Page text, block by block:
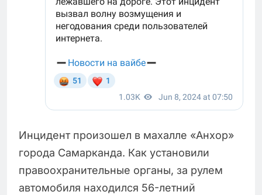
Инцидент произошел в махалле «Анхор»
города Самарканда. Как установили
правоохранительные органы, за рулем
автомобиля находился 56-летний